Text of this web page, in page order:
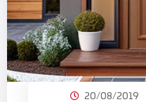
20/08/2019